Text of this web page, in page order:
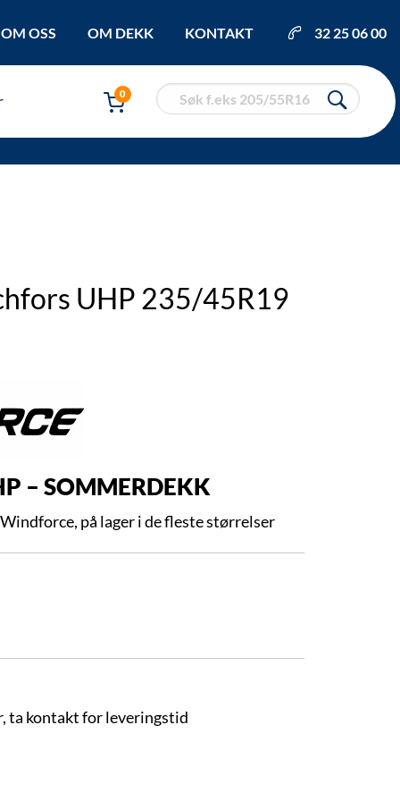
OM OSS OM DEKK KONTAKT 32 25 06 00
0
UHP 235/45R19
– SOMMERDEKK
på lager i de fleste størrelser
ta kontakt for leveringstid